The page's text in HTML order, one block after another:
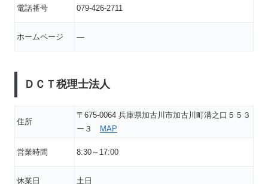
電話番号 079-426-2711
ホームページ ―
ＤＣＴ税理士法人
住所
〒675-0064 兵庫県加古川市加古川町溝之口５５３
ー３
MAP
営業時間 8:30～17:00
休業日 土日